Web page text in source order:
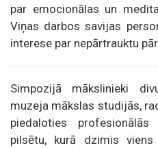
par emocionālas un
Viņas darbos savijas
interese par nepārtrauktu
Simpozijā mākslinieki
muzeja mākslas studijās,
piedaloties
pilsētu, kurā dzimis